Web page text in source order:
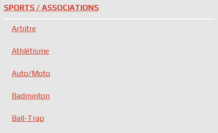
SPORTS / ASSOCIATIONS
Arbitre
Athlétisme
Auto/Moto
Badminton
Ball-Trap